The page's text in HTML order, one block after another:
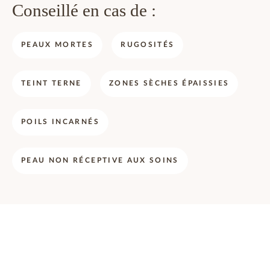
Conseillé en cas de :
PEAUX MORTES RUGOSITÉS
TEINT TERNE ZONES SÈCHES ÉPAISSIES
POILS INCARNÉS
PEAU NON RÉCEPTIVE AUX SOINS